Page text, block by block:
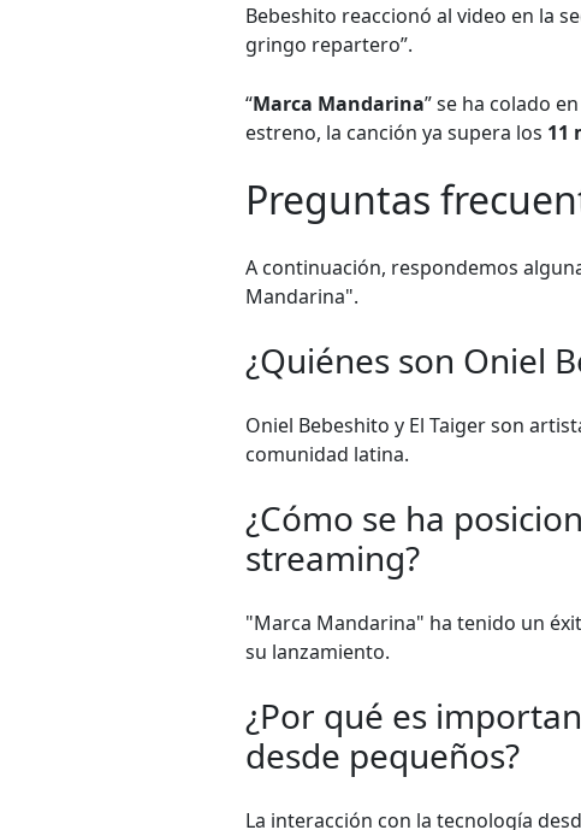
Bebeshito reaccionó al video en la
gringo repartero”.
“Marca Mandarina” se ha colado
estreno, la canción ya supera los 11
Preguntas
A continuación, respondemos
Mandarina".
¿Quiénes son Oniel
Oniel Bebeshito y El Taiger son
comunidad latina.
¿Cómo se ha
streaming?
"Marca Mandarina" ha tenido un
su lanzamiento.
¿Por qué es
desde pequeños?
La interacción con la tecnología